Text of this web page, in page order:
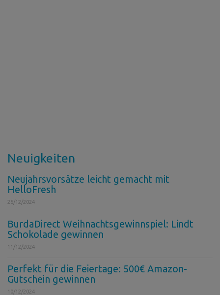
Neuigkeiten
Neujahrsvorsätze leicht gemacht mit
HelloFresh
26/12/2024
BurdaDirect Weihnachtsgewinnspiel: Lindt
Schokolade gewinnen
11/12/2024
Perfekt für die Feiertage: 500€ Amazon-
Gutschein gewinnen
10/12/2024